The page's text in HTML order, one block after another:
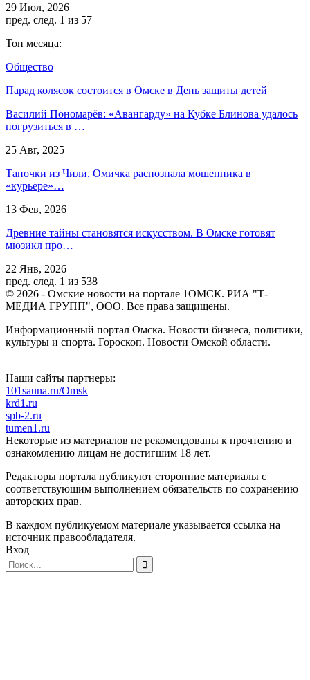
29 Июл, 2026
пред. след. 1 из 57
Топ месяца:
Общество
Парад колясок состоится в Омске в День защиты детей
Василий Пономарёв: «Авангарду» на Кубке Блинова удалось
погрузиться в …
25 Авг, 2025
Тапочки из Чили. Омичка распознала мошенника в
«курьере»…
13 Фев, 2026
Древние тайны становятся искусством. В Омске готовят
мюзикл про…
22 Янв, 2026
пред. след. 1 из 538
© 2026 - Омские новости на портале 1ОМСК. РИА "Т-
МЕДИА ГРУПП", ООО. Все права защищены.
Информационный портал Омска. Новости бизнеса, политики,
культуры и спорта. Гороскоп. Новости Омской области.
Наши сайты партнеры:
101sauna.ru/Omsk
krd1.ru
spb-2.ru
tumen1.ru
Некоторые из материалов не рекомендованы к прочтению и
ознакомлению лицам не достигшим 18 лет.
Редакторы портала публикуют сторонние материалы с
соответствующим выполнением обязательств по сохранению
авторских прав.
В каждом публикуемом материале указывается ссылка на
источник правообладателя.
Вход